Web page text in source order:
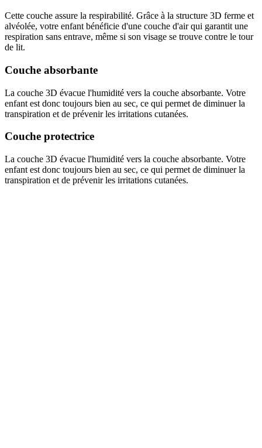
Cette couche assure la respirabilité. Grâce à la structure 3D ferme et
alvéolée, votre enfant bénéficie d'une couche d'air qui garantit une
respiration sans entrave, même si son visage se trouve contre le tour
de lit.
Couche absorbante
La couche 3D évacue l'humidité vers la couche absorbante. Votre
enfant est donc toujours bien au sec, ce qui permet de diminuer la
transpiration et de prévenir les irritations cutanées.
Couche protectrice
La couche 3D évacue l'humidité vers la couche absorbante. Votre
enfant est donc toujours bien au sec, ce qui permet de diminuer la
transpiration et de prévenir les irritations cutanées.